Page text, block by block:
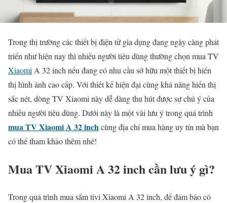
Trong thị trường các thiết bị điện tử gia dụng đang ngày càng phát
triển như hiện nay thì nhiều người tiêu dùng thường chọn mua TV
Xiaomi A 32 inch nếu đang có nhu cầu sở hữu một thiết bị hiển
thị hình ảnh cao cấp. Với thiết kế hiện đại cùng khả năng hiển thị
sắc nét, dòng TV Xiaomi này dễ dàng thu hút được sự chú ý của
nhiều người tiêu dùng. Dưới này là một vài lưu ý trong quá trình
mua TV Xiaomi A 32 inchcùng địa chỉ mua hàng uy tín mà bạn
có thể tham khảo thêm nhé!
Mua TV Xiaomi A 32 inch cần lưu ý gì?
Trong quá trình mua sắm tivi Xiaomi A 32 inch, để đảm bảo có